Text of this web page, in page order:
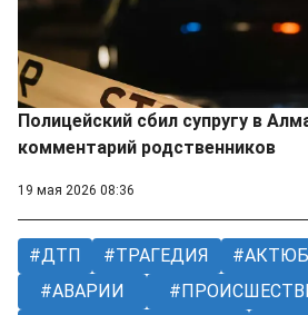
Полицейский сбил супругу в
комментарий родственников
19 мая 2026 08:36
ДТП ТРАГЕДИЯ
АВАРИИ